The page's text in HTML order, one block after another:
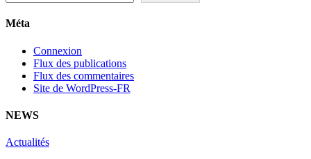
Méta
Connexion
Flux des publications
Flux des commentaires
Site de WordPress-FR
NEWS
Actualités